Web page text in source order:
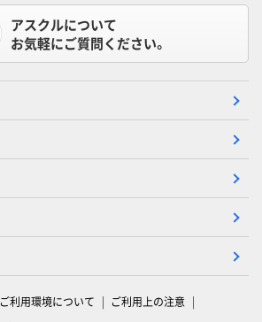
アスクルについて
お気軽にご質問ください。
ご利用環境について
ご利用上の注意